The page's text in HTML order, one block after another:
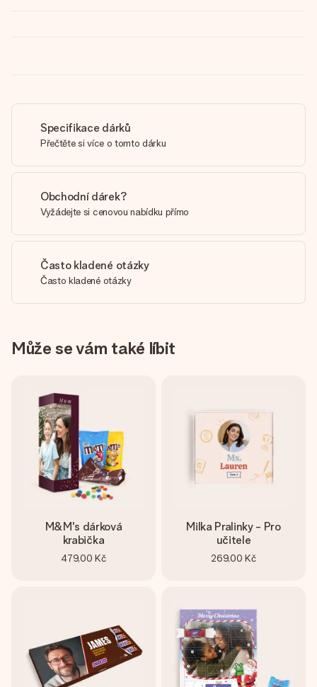
Specifikace dárků
Přečtěte si více o tomto dárku
Obchodní dárek?
Vyžádejte si cenovou nabídku přímo
Často kladené otázky
Často kladené otázky
Může se vám také líbit
M&M's dárková
krabička
479,00 Kč
Milka Pralinky - Pro
učitele
269,00 Kč